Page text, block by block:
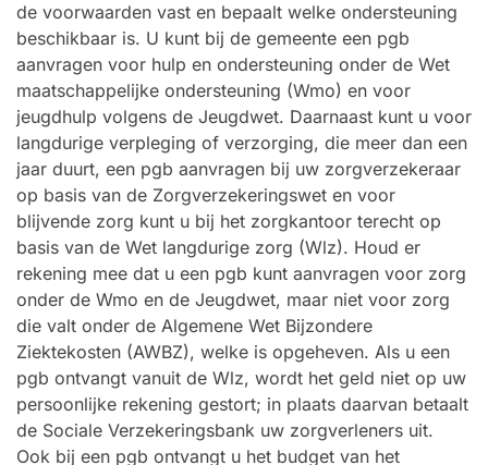
de voorwaarden vast en bepaalt welke ondersteuning
beschikbaar is. U kunt bij de gemeente een pgb
aanvragen voor hulp en ondersteuning onder de Wet
maatschappelijke ondersteuning (Wmo) en voor
jeugdhulp volgens de Jeugdwet. Daarnaast kunt u voor
langdurige verpleging of verzorging, die meer dan een
jaar duurt, een pgb aanvragen bij uw zorgverzekeraar
op basis van de Zorgverzekeringswet en voor
blijvende zorg kunt u bij het zorgkantoor terecht op
basis van de Wet langdurige zorg (Wlz). Houd er
rekening mee dat u een pgb kunt aanvragen voor zorg
onder de Wmo en de Jeugdwet, maar niet voor zorg
die valt onder de Algemene Wet Bijzondere
Ziektekosten (AWBZ), welke is opgeheven. Als u een
pgb ontvangt vanuit de Wlz, wordt het geld niet op uw
persoonlijke rekening gestort; in plaats daarvan betaalt
de Sociale Verzekeringsbank uw zorgverleners uit.
Ook bij een pgb ontvangt u het budget van het